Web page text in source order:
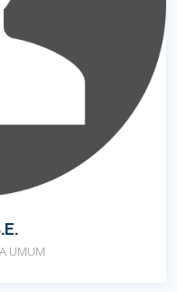
UMUM